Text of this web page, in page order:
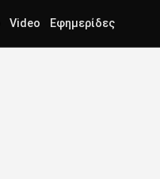
Video Εφημερίδες